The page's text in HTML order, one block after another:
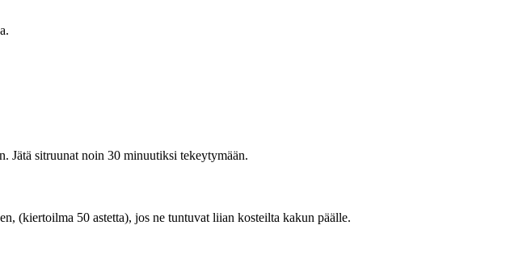
Jätä sitruunat noin 30 minuutiksi tekeytymään.
(kiertoilma 50 astetta), jos ne tuntuvat liian kosteilta kakun päälle.